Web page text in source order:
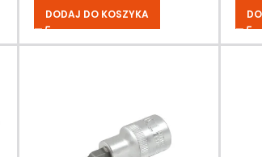
DODAJ DO KOSZYKA